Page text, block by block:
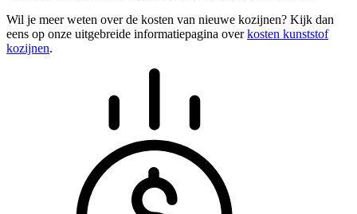
Wil je meer weten over de kosten van nieuwe kozijnen? Kijk dan
eens op onze uitgebreide informatiepagina overkosten kunststof
kozijnen.